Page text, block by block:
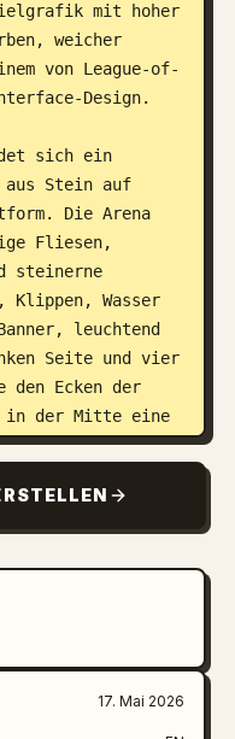
mit hoher
weicher
von League-of-
Design.
sich ein
aus Stein auf
Die Arena
Fliesen,
steinerne
Klippen, Wasser
leuchtend
Seite und vier
den Ecken der
in der Mitte eine
mit der Anzeige
langen
darunter.
hinzu: Helm,
Sie genau 11
Brett: 5
oberen Hälfte mit
17. Mai 2026